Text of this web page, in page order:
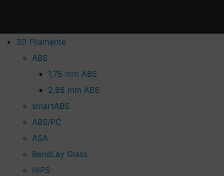
3D Filamente
ABS
1,75 mm ABS
2,85 mm ABS
smartABS
ABS/PC
ASA
BendLay Glass
HiPS